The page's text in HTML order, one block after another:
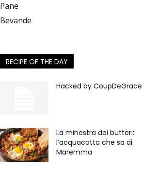
Pane
Bevande
RECIPE OF THE DAY
Hacked by CoupDeGrace
La minestra dei butteri:
l’acquacotta che sa di
Maremma